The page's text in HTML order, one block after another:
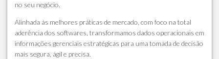
no seu negócio.
Alinhada às melhores práticas de mercado, com foco na total
aderência dos softwares, transformamos dados operacionais em
informações gerenciais estratégicas para uma tomada de decisão
mais segura, ágil e precisa.